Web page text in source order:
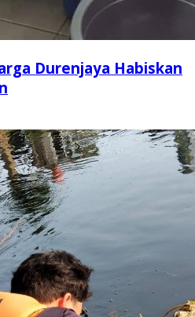
Durenjaya Habiskan